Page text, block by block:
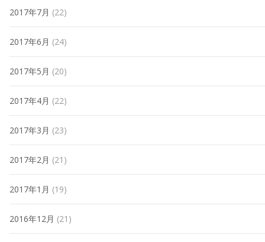
2017年7月 (22)
2017年6月 (24)
2017年5月 (20)
2017年4月 (22)
2017年3月 (23)
2017年2月 (21)
2017年1月 (19)
2016年12月 (21)